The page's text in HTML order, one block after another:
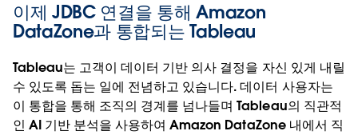
이제 JDBC 연결을 통해 Amazon
DataZone과 통합되는 Tableau
Tableau는 고객이 데이터 기반 의사 결정을 자신 있게 내릴
수 있도록 돕는 일에 전념하고 있습니다. 데이터 사용자는
이 통합을 통해 조직의 경계를 넘나들며 Tableau의 직관적
인 AI 기반 분석을 사용하여 Amazon DataZone 내에서 직